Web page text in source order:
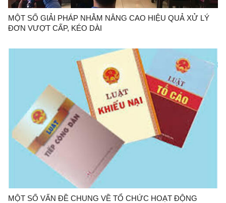
MỘT SỐ GIẢI PHÁP NHẰM NÂNG CAO HIỆU QUẢ XỬ LÝ
ĐƠN VƯỢT CẤP, KÉO DÀI
MỘT SỐ VẤN ĐỀ CHUNG VỀ TỔ CHỨC HOẠT ĐỘNG